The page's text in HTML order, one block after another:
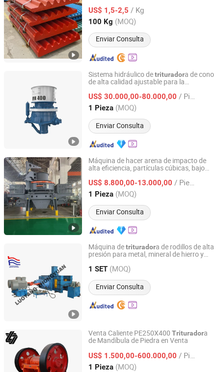
US$ 1,5-2,5 / Kg
100 Kg (MOQ)
Enviar Consulta
Henan, China Desde 2024
Sistema hidráulico detrituradora de cono
de alta calidad ajustable para la
US$ 30.000,00-80.000,00 / Pieza
1 Pieza (MOQ)
Enviar Consulta
Beijing Haichuang Unite Technology Co., Ltd.
Beijing, China Desde 2026
Máquina de hacer arena de impacto de
alta eficiencia, partículas cúbicas, bajo
trituradora de eje vertical
US$ 8.800,00-13.000,00 / Pieza
1 Pieza (MOQ)
Enviar Consulta
Zhengzhou Juding Environmental Protection Equipment
Co., Ltd
Henan, China Desde 2025
Máquina detrituradora de rodillos de alta
presión para metal, mineral de hierro y
1 SET (MOQ)
Enviar Consulta
Luoyang Zhongyuan Mining Machine Manufacture Co.,
Ltd
Henan, China Desde 2024
Venta Caliente PE250X400 Trituradora
de Mandíbula de Piedra en Venta
US$ 1.500,00-600.000,00 / Pieza
1 Pieza (MOQ)
Jinhua Liweida Mechanical Equipment Co., Ltd.
Zhejiang, China Desde 2019